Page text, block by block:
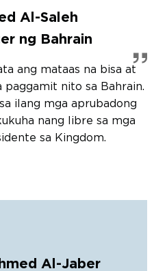
Al-Saleh
ng Bahrain
ang mataas na bisa at
paggamit nito sa Bahrain.
ilang mga aprubadong
nang libre sa mga
sa Kingdom.
Al-Jaber